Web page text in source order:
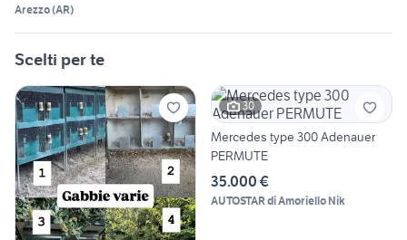
Arezzo(AR)
Scelti per te
30
Mercedes type 300 Adenauer
PERMUTE
35.000 €
AUTOSTAR di Amoriello Nik